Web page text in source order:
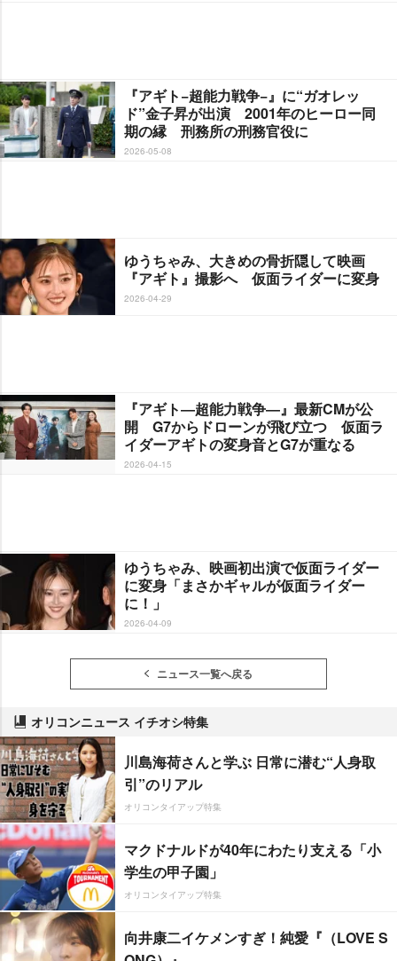
『アギト−超能力戦争−』に“ガオレッ
ド”金子昇が出演 2001年のヒーロー同
期の縁 刑務所の刑務官役に
2026-05-08
ゆうちゃみ、大きめの骨折隠して映画
『アギト』撮影へ 仮面ライダーに変身
2026-04-29
『アギト―超能力戦争―』最新CMが公
開 G7からドローンが飛び立つ 仮面ラ
イダーアギトの変身音とG7が重なる
2026-04-15
ゆうちゃみ、映画初出演で仮面ライダー
に変身「まさかギャルが仮面ライダー
に！」
2026-04-09
ニュース一覧へ戻る
オリコンニュース イチオシ特集
川島海荷さんと学ぶ 日常に潜む“人身取
引”のリアル
オリコンタイアップ特集
マクドナルドが40年にわたり支える「小
学生の甲子園」
オリコンタイアップ特集
向井康二イケメンすぎ！純愛『（LOVE S